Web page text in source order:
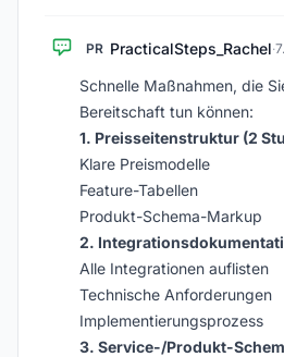
PR PracticalSteps_Rachel·
Schnelle Maßnahmen, die
Bereitschaft tun können:
1. Preisseitenstruktur (2
Klare Preismodelle
Feature-Tabellen
Produkt-Schema-Markup
2.
Alle Integrationen auflisten
Technische Anforderungen
Implementierungsprozess
3. Service-/Produkt-